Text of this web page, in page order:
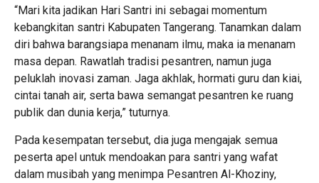
“Mari kita jadikan Hari Santri ini sebagai momentum
kebangkitan santri Kabupaten Tangerang. Tanamkan dalam
diri bahwa barangsiapa menanam ilmu, maka ia menanam
masa depan. Rawatlah tradisi pesantren, namun juga
peluklah inovasi zaman. Jaga akhlak, hormati guru dan kiai,
cintai tanah air, serta bawa semangat pesantren ke ruang
publik dan dunia kerja,” tuturnya.
Pada kesempatan tersebut, dia juga mengajak semua
peserta apel untuk mendoakan para santri yang wafat
dalam musibah yang menimpa Pesantren Al-Khoziny,